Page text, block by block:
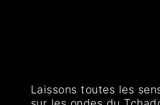
Laissons toutes les